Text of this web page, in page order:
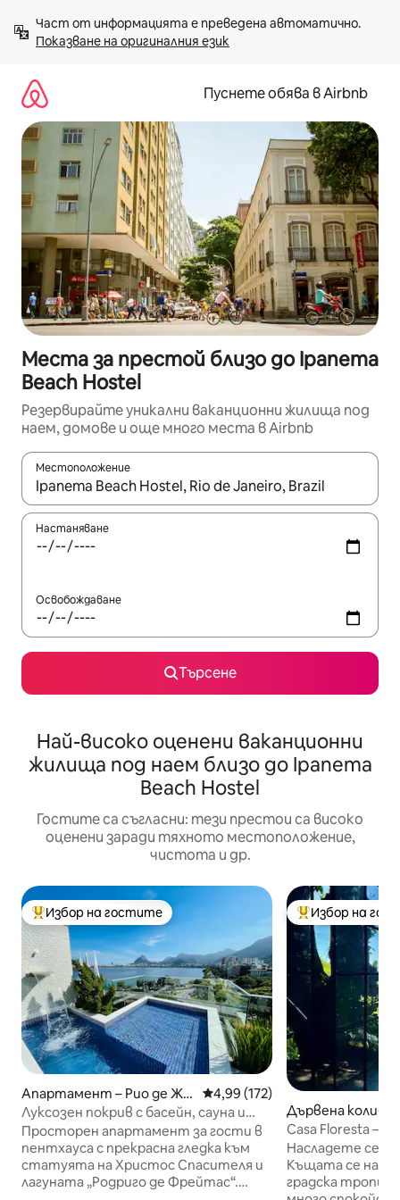
към
съдържанието
Показване на оригиналния език
Пуснете обява в Airbnb
Места за престой близо до Ipanema
Beach Hostel
Резервирайте уникални ваканционни жилища под
наем, домове и още много места в Airbnb
Местоположение
Когато резултатите се покажат, използвайте
Настаняване
Освобождаване
Търсене
Най-високо оценени ваканционни
жилища под наем близо до Ipanema
Beach Hostel
Гостите са съгласни: тези престои са високо
оценени заради тяхното местоположение,
чистота и др.
Най-популярен избор на гостите
Избор на гостите
Апартамент – Рио де Жа
нейро
Средна оценка: 4,99 от 5,
4,99 (172)
Луксозен покрив с басейн, сауна и
уединение.
Просторен апартамент за гости в
пентхауса с прекрасна гледка към
статуята на Христос Спасителя и
лагуната „Родриго де Фрейтас“.
Най-популярен
Избор на
Дървена колиба
Жанейро
Casa Floresta –
към океана
Насладете се
Къщата се
градска